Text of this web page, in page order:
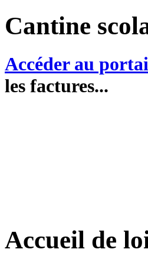
Cantine
Accéder au
les factures...
Accueil de